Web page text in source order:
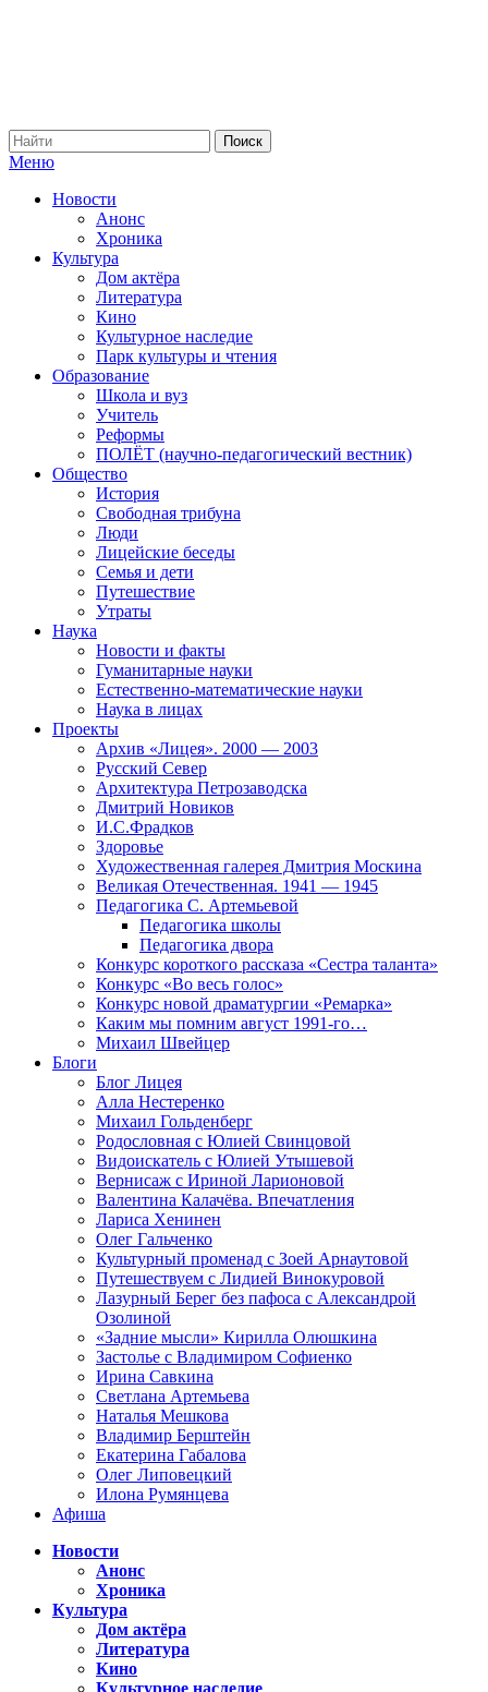
Меню
Новости
Анонс
Хроника
Культура
Дом актёра
Литература
Кино
Культурное наследие
Парк культуры и чтения
Образование
Школа и вуз
Учитель
Реформы
ПОЛЁТ (научно-педагогический вестник)
Общество
История
Свободная трибуна
Люди
Лицейские беседы
Семья и дети
Путешествие
Утраты
Наука
Новости и факты
Гуманитарные науки
Естественно-математические науки
Наука в лицах
Проекты
Архив «Лицея». 2000 — 2003
Русский Север
Архитектура Петрозаводска
Дмитрий Новиков
И.С.Фрадков
Здоровье
Художественная галерея Дмитрия Москина
Великая Отечественная. 1941 — 1945
Педагогика С. Артемьевой
Педагогика школы
Педагогика двора
Конкурс короткого рассказа «Сестра таланта»
Конкурс «Во весь голос»
Конкурс новой драматургии «Ремарка»
Каким мы помним август 1991-го…
Михаил Швейцер
Блоги
Блог Лицея
Алла Нестеренко
Михаил Гольденберг
Родословная с Юлией Свинцовой
Видоискатель с Юлией Утышевой
Вернисаж с Ириной Ларионовой
Валентина Калачёва. Впечатления
Лариса Хенинен
Олег Гальченко
Культурный променад с Зоей Арнаутовой
Путешествуем с Лидией Винокуровой
Лазурный Берег без пафоса с Александрой
Озолиной
«Задние мысли» Кирилла Олюшкина
Застолье с Владимиром Софиенко
Ирина Савкина
Светлана Артемьева
Наталья Мешкова
Владимир Берштейн
Екатерина Габалова
Олег Липовецкий
Илона Румянцева
Афиша
Новости
Анонс
Хроника
Культура
Дом актёра
Литература
Кино